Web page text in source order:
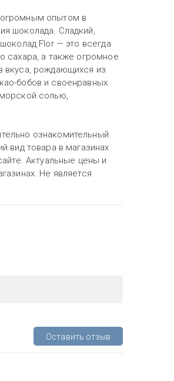
опытом в
шоколада. Сладкий,
Flor — это всегда
сахара, а также огромное
вкуса, рождающихся из
бобов и своенравных
солью,
ознакомительный
вид товара в магазинах
Актуальные цены и
Не является
Оставить отзыв